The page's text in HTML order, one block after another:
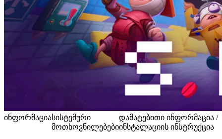
ინფორმაციასისტემური
მოთხოვნილებები
დამატებითი ინფორმაცია /
ინსტალაციის ინსტრუქცია